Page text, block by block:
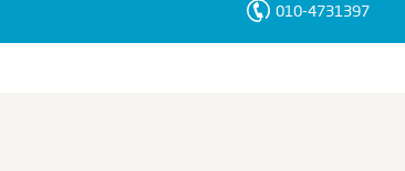
010-4731397